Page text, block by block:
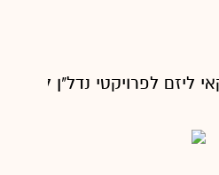
ליזם לפרויקטי נדל"ן